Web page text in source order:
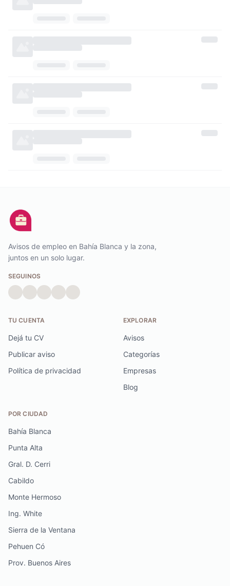
Avisos de empleo en Bahía Blanca y la zona,
juntos en un solo lugar.
SEGUINOS
TU CUENTA
Dejá tu CV
Publicar aviso
Política de privacidad
EXPLORAR
Avisos
Categorías
Empresas
Blog
POR CIUDAD
Bahía Blanca
Punta Alta
Gral. D. Cerri
Cabildo
Monte Hermoso
Ing. White
Sierra de la Ventana
Pehuen Có
Prov. Buenos Aires